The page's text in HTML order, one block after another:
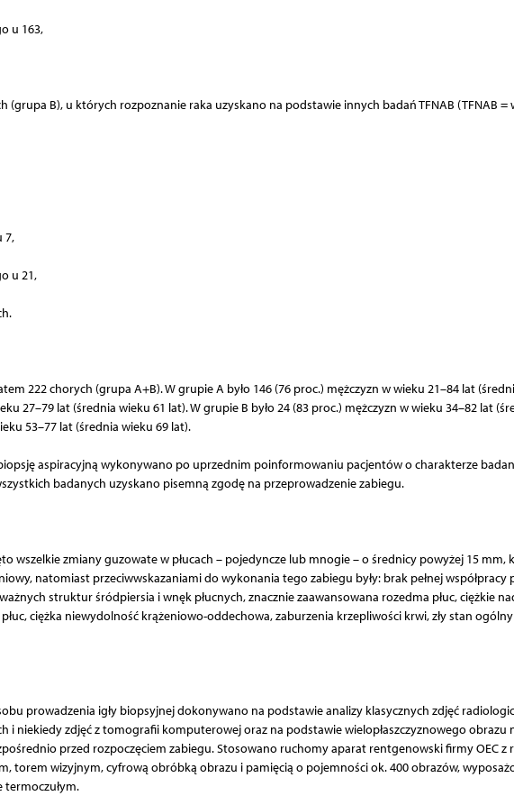
u 163,
(grupa B), u których rozpoznanie raka uzyskano na podstawie innych badań TFNAB (TFNAB =
7,
u 21,
222 chorych (grupa A+B). W grupie A było 146 (76 proc.) mężczyzn w wieku 21–84 lat
27–79 lat (średnia wieku 61 lat). W grupie B było 24 (83 proc.) mężczyzn w wieku 34–82 lat
53–77 lat (średnia wieku 69 lat).
aspiracyjną wykonywano po uprzednim poinformowaniu pacjentów o charakterze
badanych uzyskano pisemną zgodę na przeprowadzenie zabiegu.
wszelkie zmiany guzowate w płucach – pojedyncze lub mnogie – o średnicy powyżej 15 mm,
natomiast przeciwwskazaniami do wykonania tego zabiegu były: brak pełnej współpracy
struktur śródpiersia i wnęk płucnych, znacznie zaawansowana rozedma płuc, ciężkie
ciężka niewydolność krążeniowo-oddechowa, zaburzenia krzepliwości krwi, zły stan
prowadzenia igły biopsyjnej dokonywano na podstawie analizy klasycznych zdjęć
i niekiedy zdjęć z tomografii komputerowej oraz na podstawie wielopłaszczyznowego obrazu
przed rozpoczęciem zabiegu. Stosowano ruchomy aparat rentgenowski firmy OEC z
torem wizyjnym, cyfrową obróbką obrazu i pamięcią o pojemności ok. 400 obrazów,